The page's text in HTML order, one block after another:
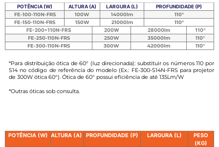
POTÊNCIA (W) ALTURA (A) LARGURA (L) PROFUNDIDADE (P)
FE-100-110N-FRS 100W 14000lm
110°
FE-150-110N-FRS
150W 21000lm 110°
FE-200*110N-FRS 200W 28000lm 110º
FE-250-110N-FRS 250W 35000lm
110°
FE-300-110N-FRS
300W 42000lm 110°
*Para distribuição ótica de 60° (luz direcionada): substituir os números 110 por
S14 no código de referência do modelo (Ex.: FE-300-S14N-FRS para projetor
de 300W ótica 60°). Ótica de 60° possui eficiência de até 135Lm/W
*Outras óticas sob consulta.
POTÊNCIA (W) ALTURA (A) PROFUNDIDADE (P) LARGURA (L)
PESO
(KG)